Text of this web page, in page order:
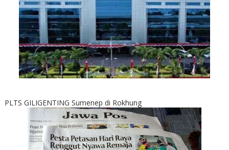
PLTS GILIGENTING Sumenep di Rokhung